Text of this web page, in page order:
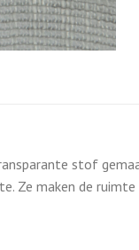
stof
Ze maken de